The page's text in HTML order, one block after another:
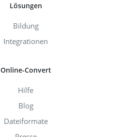
Lösungen
Bildung
Integrationen
Online-Convert
Hilfe
Blog
Dateiformate